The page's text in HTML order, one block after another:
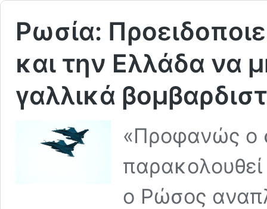
Ρωσία:
και την Ελλάδα να
γαλλικά
«Προφανώς ο
ο Ρώσος